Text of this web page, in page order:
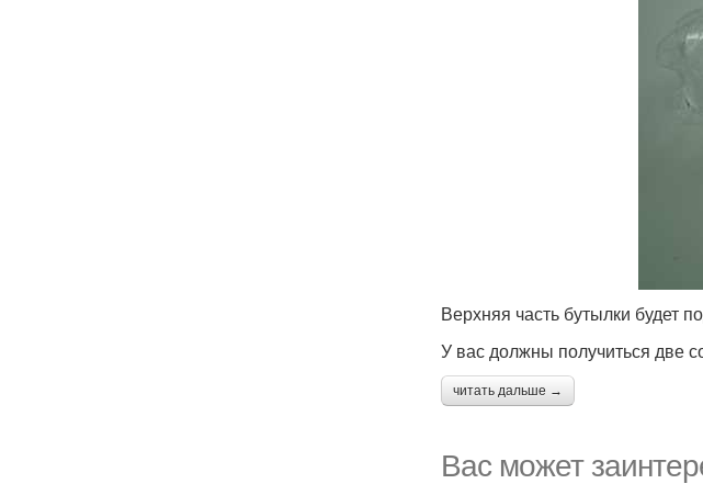
Верхняя часть бутылки будет
У вас должны получиться две
читать дальше →
Вас может